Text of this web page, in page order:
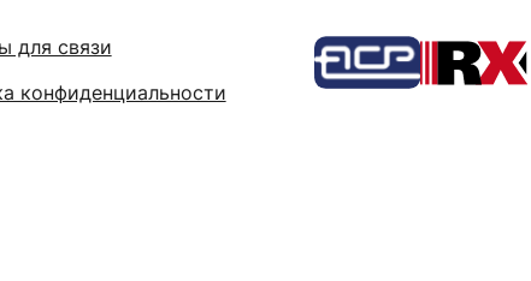
для связи
конфиденциальности